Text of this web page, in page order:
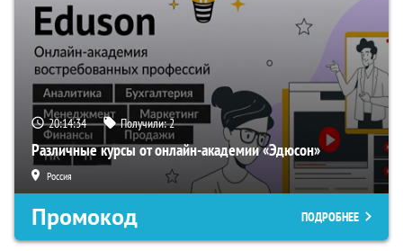
20:14:33 Получили:2
Различные курсы от онлайн-академии «Эдюсон»
Россия
Промокод ПОДРОБНЕЕ